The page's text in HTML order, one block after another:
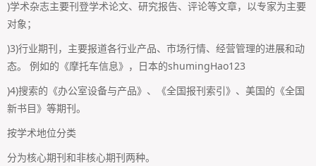
)学术杂志主要刊登学术论文、研究报告、评论等文章，以专家为主要
对象；
)3)行业期刊，主要报道各行业产品、市场行情、经营管理的进展和动
态。 例如的《摩托车信息》，日本的shumingHao123
)4)搜索的《办公室设备与产品》、《全国报刊索引》、美国的《全国
新书目》等期刊。
按学术地位分类
分为核心期刊和非核心期刊两种。